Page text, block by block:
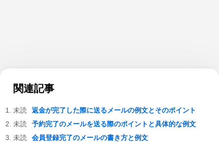
関連記事
返金が完了した際に送るメールの例文とそのポイント
予約完了のメールを送る際のポイントと具体的な例文
会員登録完了のメールの書き方と例文